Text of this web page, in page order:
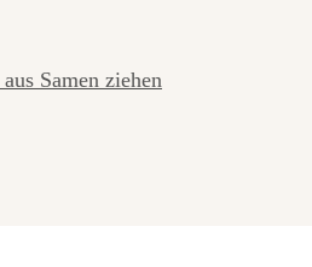
Samen ziehen